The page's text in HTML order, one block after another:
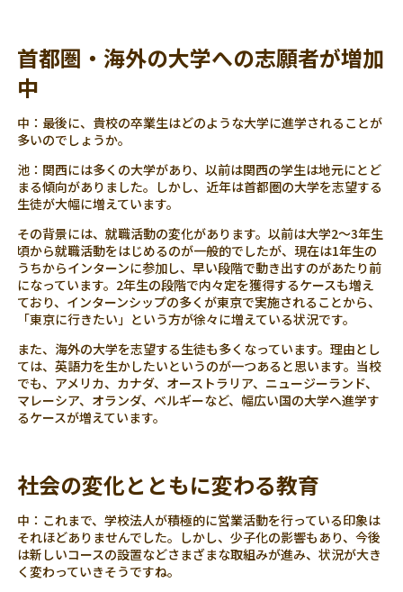
首都圏・海外の大学への志願者が増加
中
中：最後に、貴校の卒業生はどのような大学に進学されることが
多いのでしょうか。
池：関西には多くの大学があり、以前は関西の学生は地元にとど
まる傾向がありました。しかし、近年は首都圏の大学を志望する
生徒が大幅に増えています。
その背景には、就職活動の変化があります。以前は大学2〜3年生
頃から就職活動をはじめるのが一般的でしたが、現在は1年生の
うちからインターンに参加し、早い段階で動き出すのがあたり前
になっています。2年生の段階で内々定を獲得するケースも増え
ており、インターンシップの多くが東京で実施されることから、
「東京に行きたい」という方が徐々に増えている状況です。
また、海外の大学を志望する生徒も多くなっています。理由とし
ては、英語力を生かしたいというのが一つあると思います。当校
でも、アメリカ、カナダ、オーストラリア、ニュージーランド、
マレーシア、オランダ、ベルギーなど、幅広い国の大学へ進学す
るケースが増えています。
社会の変化とともに変わる教育
中：これまで、学校法人が積極的に営業活動を行っている印象は
それほどありませんでした。しかし、少子化の影響もあり、今後
は新しいコースの設置などさまざまな取組みが進み、状況が大き
く変わっていきそうですね。